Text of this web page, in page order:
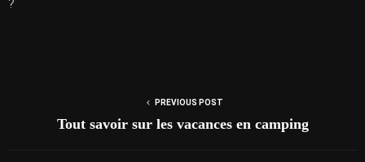
?
PREVIOUS POST
Tout savoir sur les vacances en camping